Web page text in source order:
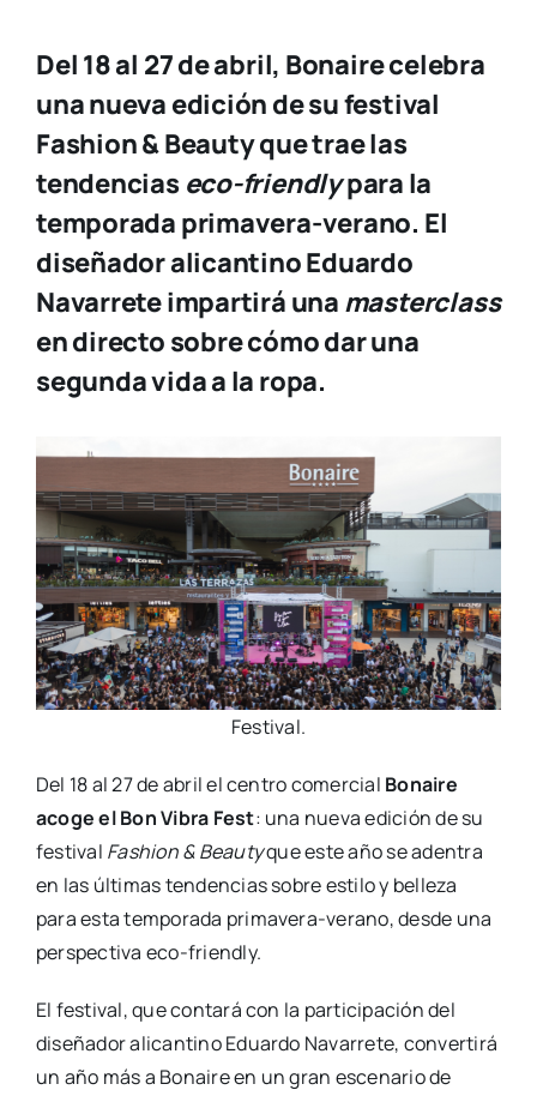
Del 18 al 27 de abril, Bonaire celebra
una nueva edición de su festival
Fashion & Beauty que trae las
tendencias eco-friendlypara la
temporada primavera-verano. El
diseñador alicantino Eduardo
Navarrete impartirá una masterclass
en directo sobre cómo dar una
segunda vida a la ropa.
Fes­ti­val.
Del 18 al 27 de abril el cen­tro comer­cial Bonai­re
aco­ge el Bon Vibra Fest: una nue­va edi­ción de su
fes­ti­val Fashion & Beautyque este año se aden­tra
en las últi­mas ten­den­cias sobre esti­lo y belle­za
para esta tem­po­ra­da pri­­ma­­ve­­ra-verano, des­de una
pers­pec­ti­va eco-friendly.
El fes­ti­val, que con­ta­rá con la par­ti­ci­pa­ción del
dise­ña­dor ali­can­tino Eduar­do Nava­rre­te, con­ver­ti­rá
un año más a Bonai­re en un gran esce­na­rio de